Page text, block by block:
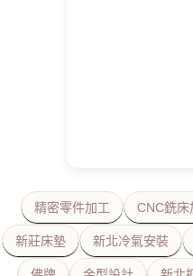
精密零件加工 CNC銑床
新莊床墊 新北冷氣安裝